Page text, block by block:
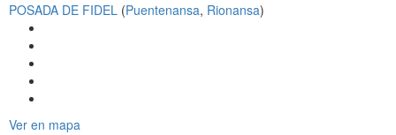
POSADA DE FIDEL (Puentenansa, Rionansa)
Ver en mapa